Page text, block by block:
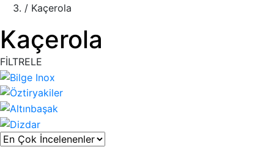
/ Kaçerola
Kaçerola
FİLTRELE